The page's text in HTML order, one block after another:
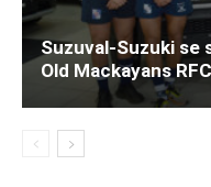
Suzuval-Suzuki se
Old Mackayans RFC